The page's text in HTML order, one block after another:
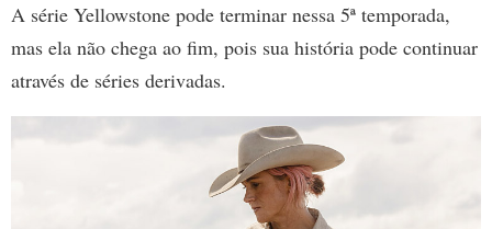
A série Yellowstone pode terminar nessa 5ª temporada,
mas ela não chega ao fim, pois sua história pode continuar
através de séries derivadas.